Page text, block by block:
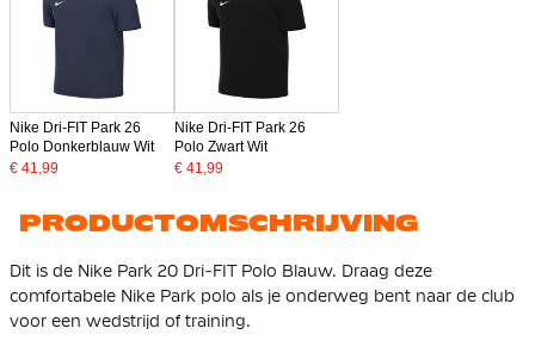
Nike Dri-FIT Park 26
Polo Donkerblauw Wit
€ 41,99
Nike Dri-FIT Park 26
Polo Zwart Wit
€ 41,99
PRODUCTOMSCHRIJVING
Dit is de Nike Park 20 Dri-FIT Polo Blauw. Draag deze
comfortabele Nike Park polo als je onderweg bent naar de club
voor een wedstrijd of training.